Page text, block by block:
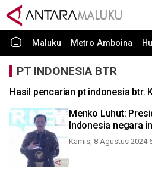
Maluku Metro Amboina
PT INDONESIA BTR
Hasil pencarian pt indonesia btr.
Menko Luhut: Presiden Jokowi jadikan
Indonesia negara
Kamis, 8 Agustus 2024